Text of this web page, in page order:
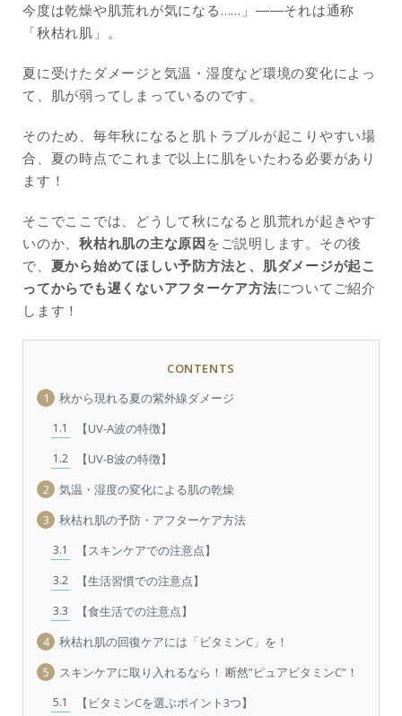
今度は乾燥や肌荒れが気になる……」――それは通称
「秋枯れ肌」。
夏に受けたダメージと気温・湿度など環境の変化によっ
て、肌が弱ってしまっているのです。
そのため、毎年秋になると肌トラブルが起こりやすい場
合、夏の時点でこれまで以上に肌をいたわる必要があり
ます！
そこでここでは、どうして秋になると肌荒れが起きやす
いのか、 秋枯れ肌の主な原因 をご説明します。その後
で、 夏から始めてほしい予防方法と、肌ダメージが起こ
ってからでも遅くないアフターケア方法についてご紹介
します！
CONTENTS
1
秋から現れる夏の紫外線ダメージ
1.1 【UV-A波の特徴】
1.2
【UV-B波の特徴】
2
気温・湿度の変化による肌の乾燥
3
秋枯れ肌の予防・アフターケア方法
3.1 【スキンケアでの注意点】
3.2 【生活習慣での注意点】
3.3
【食生活での注意点】
4
秋枯れ肌の回復ケアには「ビタミンC」を！
5
スキンケアに取り入れるなら！ 断然”ピュアビタミンC”！
5.1
【ビタミンCを選ぶポイント3つ】